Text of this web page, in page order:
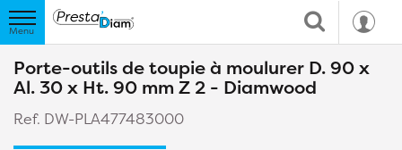
Porte-outils de toupie à moulurer D. 90 x
Al. 30 x Ht. 90 mm Z 2 - Diamwood
Ref. DW-PLA477483000